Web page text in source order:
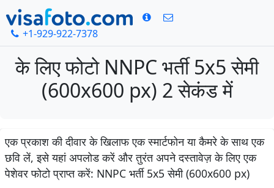
+1-929-922-7378
के लिए फोटो NNPC भर्ती 5x5 सेमी
(600x600 px) 2 सेकंड में
एक प्रकाश की दीवार के खिलाफ एक स्मार्टफोन या कैमरे के साथ एक
छवि लें, इसे यहां अपलोड करें और तुरंत अपने दस्तावेज़ के लिए एक
पेशेवर फोटो प्राप्त करें: NNPC भर्ती 5x5 सेमी (600x600 px)